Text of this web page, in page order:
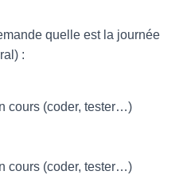
quelle est la journée
:
cours (coder, tester…)
cours (coder, tester…)